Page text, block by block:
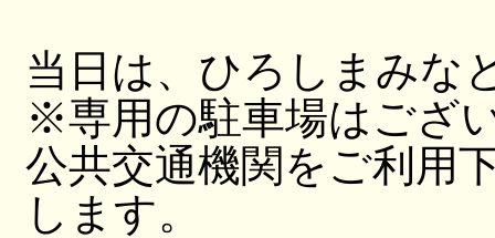
当日は、ひろしまみな
※専用の駐車場はござ
公共交通機関をご利用
します。